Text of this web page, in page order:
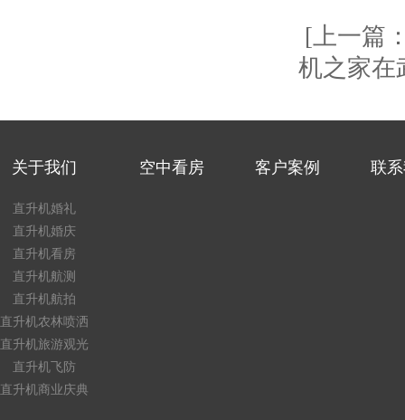
[上一篇
机之家在
关于我们
直升机婚礼
直升机婚庆
直升机看房
直升机航测
直升机航拍
直升机农林喷洒
直升机旅游观光
直升机飞防
直升机商业庆典
空中看房 客户案例 联